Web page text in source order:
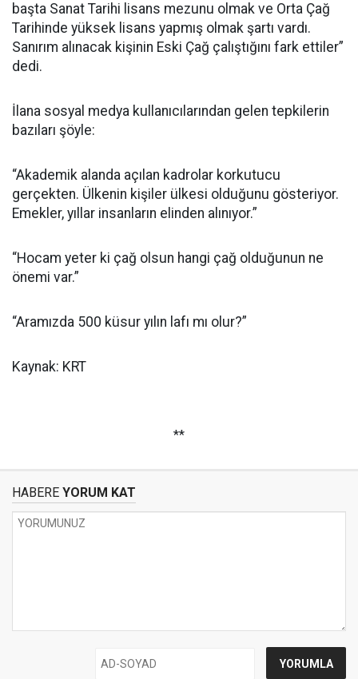
başta Sanat Tarihi lisans mezunu olmak ve Orta Çağ
Tarihinde yüksek lisans yapmış olmak şartı vardı.
Sanırım alınacak kişinin Eski Çağ çalıştığını fark ettiler”
dedi.
İlana sosyal medya kullanıcılarından gelen tepkilerin
bazıları şöyle:
“Akademik alanda açılan kadrolar korkutucu
gerçekten. Ülkenin kişiler ülkesi olduğunu gösteriyor.
Emekler, yıllar insanların elinden alınıyor.”
“Hocam yeter ki çağ olsun hangi çağ olduğunun ne
önemi var.”
“Aramızda 500 küsur yılın lafı mı olur?”
Kaynak: KRT
**
HABERE YORUM KAT